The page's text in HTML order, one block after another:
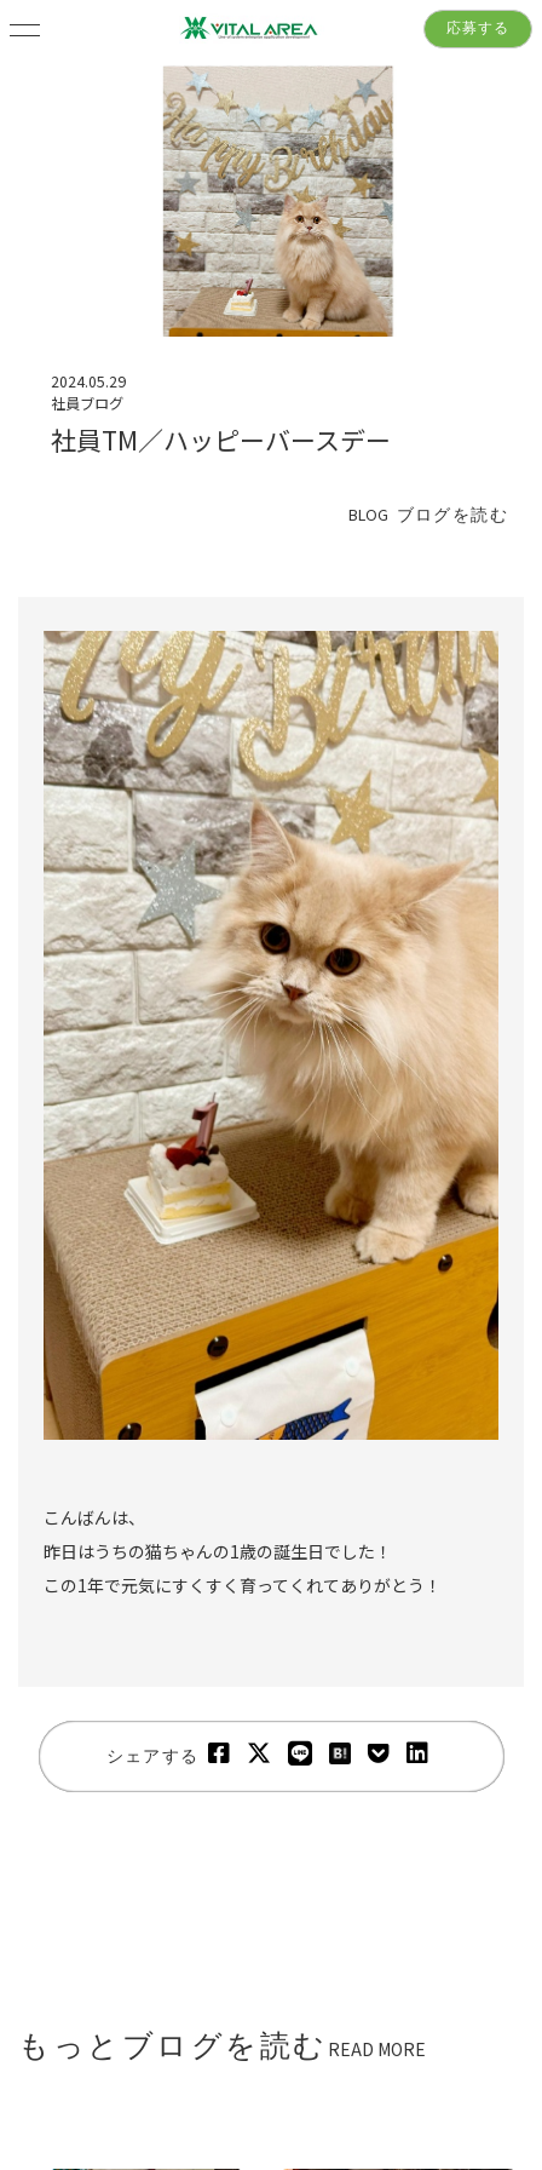
応募する
2024.05.29
社員ブログ
社員TM／ハッピーバースデー
BLOG ブログを読む
こんばんは、
昨日はうちの猫ちゃんの1歳の誕生日でした！
この1年で元気にすくすく育ってくれてありがとう！
シェアする
もっとブログを読む READ MORE